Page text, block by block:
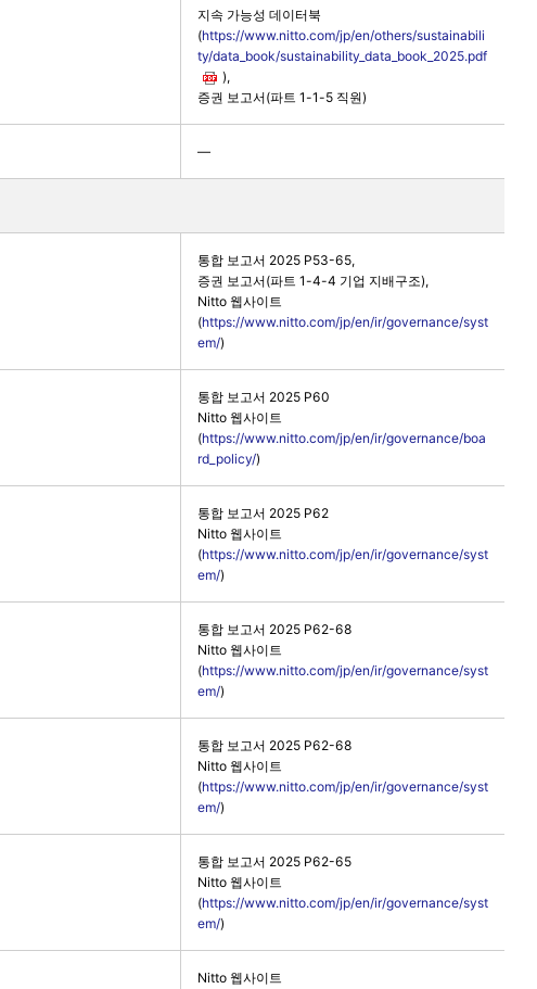
지속 가능성 데이터북
(https://www.nitto.com/jp/en/others/sustainabili
ty/data_book/sustainability_data_book_2025.pdf
),
증권 보고서(파트 1-1-5 직원)
―
통합 보고서 2025 P53-65,
증권 보고서(파트 1-4-4 기업 지배구조),
Nitto 웹사이트
(https://www.nitto.com/jp/en/ir/governance/syst
em/)
통합 보고서 2025 P60
Nitto 웹사이트
(https://www.nitto.com/jp/en/ir/governance/boa
rd_policy/)
통합 보고서 2025 P62
Nitto 웹사이트
(https://www.nitto.com/jp/en/ir/governance/syst
em/)
통합 보고서 2025 P62-68
Nitto 웹사이트
(https://www.nitto.com/jp/en/ir/governance/syst
em/)
통합 보고서 2025 P62-68
Nitto 웹사이트
(https://www.nitto.com/jp/en/ir/governance/syst
em/)
통합 보고서 2025 P62-65
Nitto 웹사이트
(https://www.nitto.com/jp/en/ir/governance/syst
em/)
Nitto 웹사이트